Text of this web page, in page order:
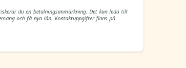
du en betalningsanmärkning. Det kan leda till
och få nya lån. Kontaktuppgifter finns på